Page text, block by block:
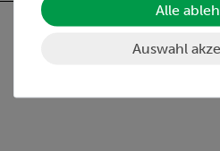
Alle
Auswahl